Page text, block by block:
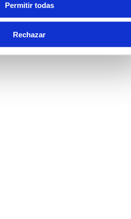
Permitir todas
Rechazar